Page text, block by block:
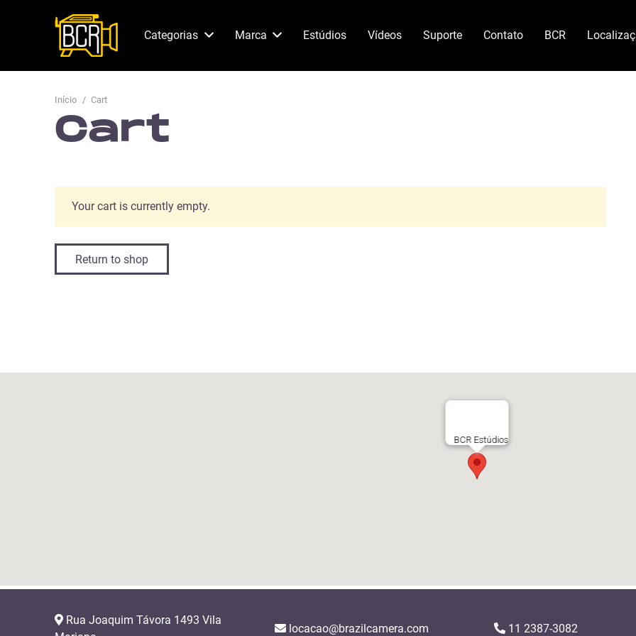
Categorias Marca Estúdios Vídeos Suporte Contato BCR
Início / Cart
Cart
Your cart is currently empty.
Return to shop
BCR Estúdios
Rua Joaquim Távora 1493 Vila
locacao@brazilcamera.com 11 2387-3082